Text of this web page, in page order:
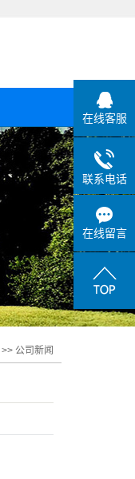
>> 公司新闻
在线客服
联系电话
在线留言